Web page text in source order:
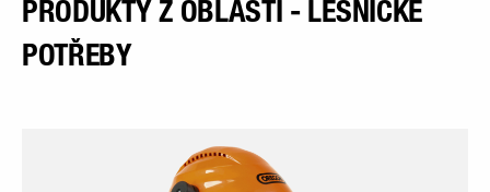
PRODUKTY Z OBLASTI - LESNICKÉ
POTŘEBY